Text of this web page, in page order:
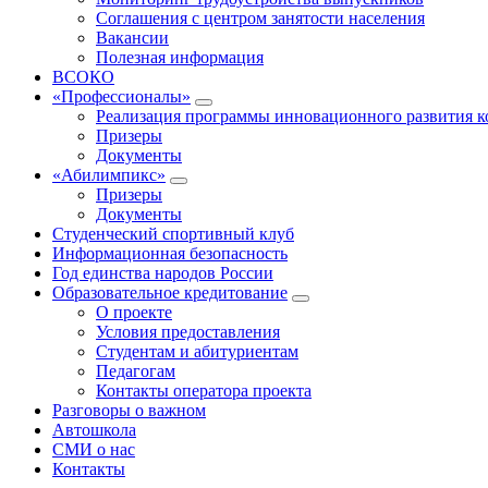
Соглашения с центром занятости населения
Вакансии
Полезная информация
ВСОКО
«Профессионалы»
Реализация программы инновационного развития
Призеры
Документы
«Абилимпикс»
Призеры
Документы
Студенческий спортивный клуб
Информационная безопасность
Год единства народов России
Образовательное кредитование
О проекте
Условия предоставления
Студентам и абитуриентам
Педагогам
Контакты оператора проекта
Разговоры о важном
Автошкола
СМИ о нас
Контакты